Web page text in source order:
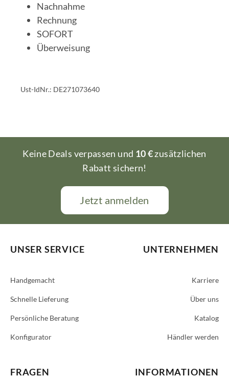
Nachnahme
Rechnung
SOFORT
Überweisung
Ust-IdNr.: DE271073640
Keine Deals verpassen und 10 €zusätzlichen
Rabatt sichern!
Jetzt anmelden
UNSER SERVICE
Handgemacht
Schnelle Lieferung
Persönliche Beratung
Konfigurator
FRAGEN
UNTERNEHMEN
Karriere
Über uns
Katalog
Händler werden
INFORMATIONEN